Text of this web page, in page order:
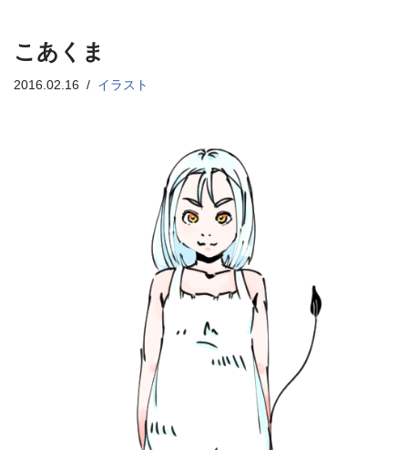
こあくま
2016.02.16 イラスト